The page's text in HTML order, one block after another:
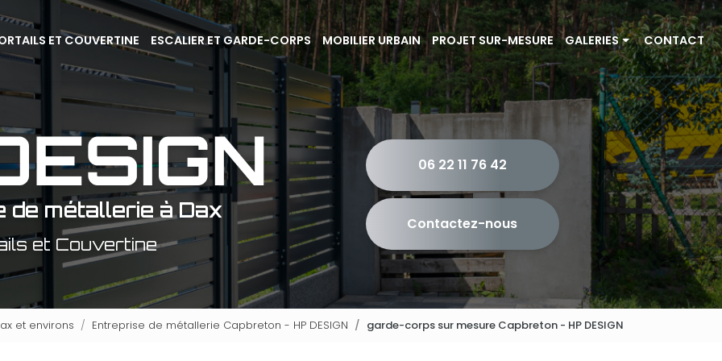
ET COUVERTINE ESCALIER ET GARDE-CORPS MOBILIER URBAIN PROJET SUR-MESURE GALERIES
Portails et couvertine
Escalier et garde-corps
Mobilier urbain
Projet sur-mesure
CONTACT
de métallerie à Dax
et Couvertine
06 22 11 76 42
Contactez-nous
et environs Entreprise de métallerie Capbreton - HP DESIGN garde-corps sur mesure Capbreton - HP DESIGN